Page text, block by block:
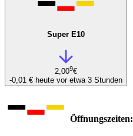
Super E10
2,009€
-0,01 € heute vor etwa 3 Stunden
Öffnungszeiten: